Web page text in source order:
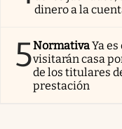
dinero a la
5NormativaYa
visitarán casa
de los titulares
prestación